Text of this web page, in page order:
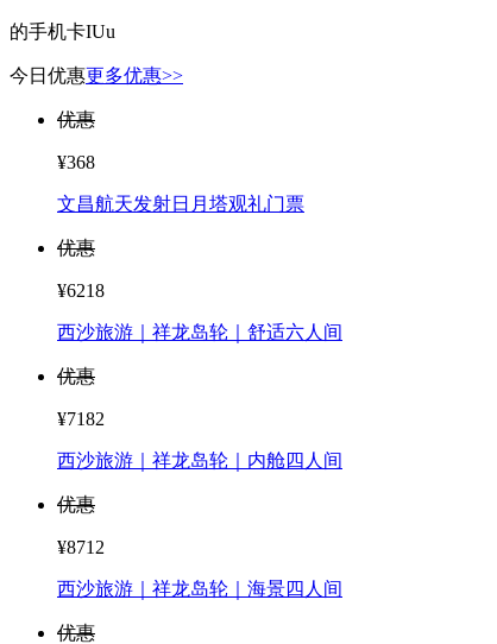
的手机卡IUu
今日优惠更多优惠>>
优惠
¥368
文昌航天发射日月塔观礼门票
优惠
¥6218
西沙旅游｜祥龙岛轮｜舒适六人间
优惠
¥7182
西沙旅游｜祥龙岛轮｜内舱四人间
优惠
¥8712
西沙旅游｜祥龙岛轮｜海景四人间
优惠